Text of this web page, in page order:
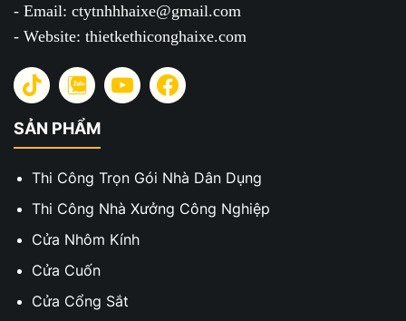
- Email: ctytnhhhaixe@gmail.com
- Website: thietkethiconghaixe.com
SẢN PHẨM
Thi Công Trọn Gói Nhà Dân Dụng
Thi Công Nhà Xưởng Công Nghiệp
Cửa Nhôm Kính
Cửa Cuốn
Cửa Cổng Sắt